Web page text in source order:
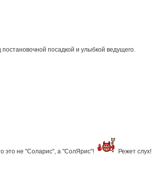
посадкой и улыбкой ведущего.
это не "Соларис", а "СолЯрис"! Режет слух!